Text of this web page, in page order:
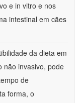
e in vitro e nos
intestinal em cães
da dieta em
não invasivo, pode
de
forma, o